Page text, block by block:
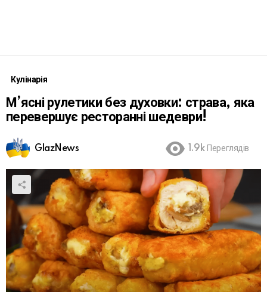
Кулінарія
М’ясні рулетики без духовки: страва, яка
перевершує ресторанні шедеври!
GlazNews 1.9k Переглядів